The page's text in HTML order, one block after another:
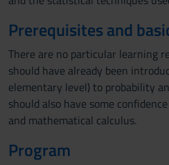
Prerequisites and
There are no particular learning
should have already been
elementary level) to probability
should also have some
and mathematical calculus.
Program